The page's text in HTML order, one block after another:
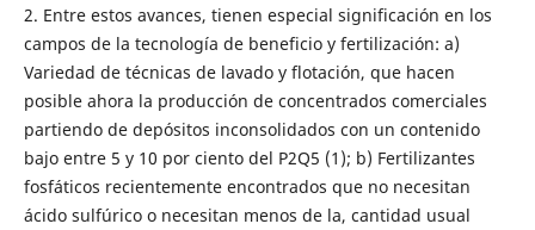
2. Entre estos avances, tienen especial significación en los
campos de la tecnología de beneficio y fertilización: a)
Variedad de técnicas de lavado y flotación, que hacen
posible ahora la producción de concentrados comerciales
partiendo de depósitos inconsolidados con un contenido
bajo entre 5 y 10 por ciento del P2Q5 (1); b) Fertilizantes
fosfáticos recientemente encontrados que no necesitan
ácido sulfúrico o necesitan menos de la, cantidad usual